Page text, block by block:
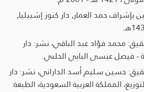
بإشراف حمد العمار, دار كنوز إشبيليا,
محمد فؤاد عبد الباقي، نشر: دار
- فيصل عيسى البابي الحلبي.
حسين سليم أسد الداراني، نشر: دار
المملكة العربية السعودية، الطبعة: